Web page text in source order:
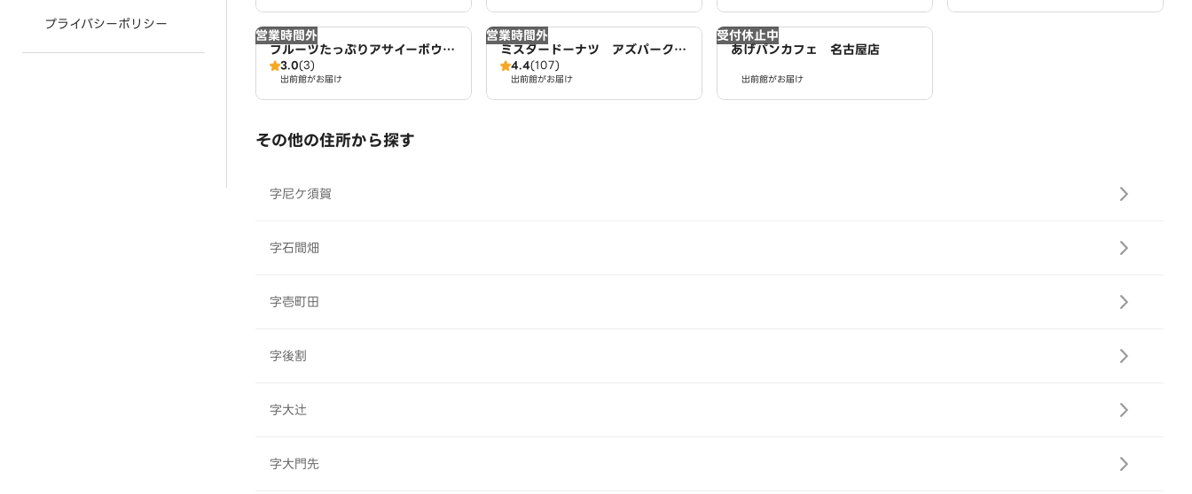
プライバシーポリシー
営業時間外
フルーツたっぷりアサイーボウル
～ワイキキ・ボウルズ 大治店
3.0(3)
出前館がお届け
営業時間外
ミスタードーナツ アズパーク千
音寺ショップ
4.4(107)
出前館がお届け
受付休止中
あげパンカフェ 名古屋店
出前館がお届け
その他の住所から探す
字尼ケ須賀
字石間畑
字壱町田
字後割
字大辻
字大門先